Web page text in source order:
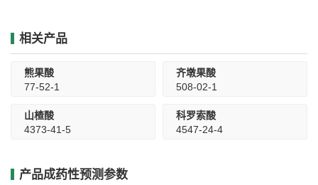
相关产品
熊果酸
77-52-1
齐墩果酸
508-02-1
山楂酸
4373-41-5
科罗索酸
4547-24-4
产品成药性预测参数